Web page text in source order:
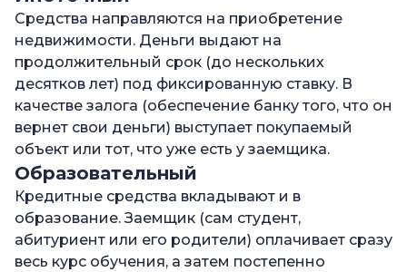
Средства направляются на приобретение
недвижимости. Деньги выдают на
продолжительный срок (до нескольких
десятков лет) под фиксированную ставку. В
качестве залога (обеспечение банку того, что он
вернет свои деньги) выступает покупаемый
объект или тот, что уже есть у заемщика.
Образовательный
Кредитные средства вкладывают и в
образование. Заемщик (сам студент,
абитуриент или его родители) оплачивает сразу
весь курс обучения, а затем постепенно